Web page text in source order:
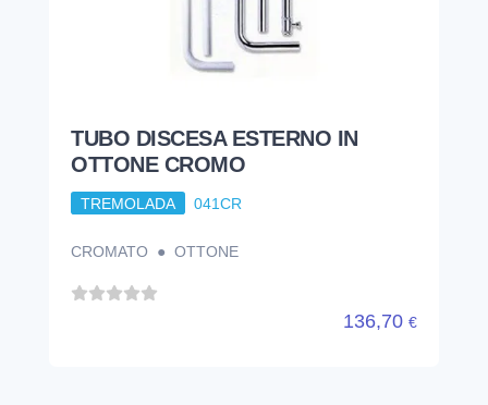
TUBO DISCESA ESTERNO IN
OTTONE CROMO
TREMOLADA 041CR
CROMATO ● OTTONE
136,70 €